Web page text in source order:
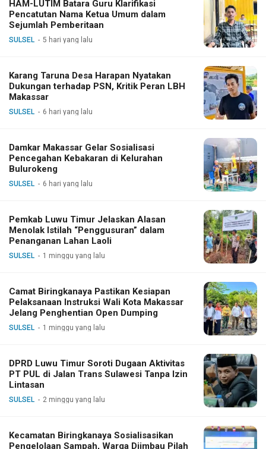
HAM-LUTIM Batara Guru Klarifikasi
Pencatutan Nama Ketua Umum dalam
Sejumlah Pemberitaan
SULSEL 5 hari yang lalu
Karang Taruna Desa Harapan Nyatakan
Dukungan terhadap PSN, Kritik Peran LBH
Makassar
SULSEL 6 hari yang lalu
Damkar Makassar Gelar Sosialisasi
Pencegahan Kebakaran di Kelurahan
Bulurokeng
SULSEL 6 hari yang lalu
Pemkab Luwu Timur Jelaskan Alasan
Menolak Istilah “Penggusuran” dalam
Penanganan Lahan Laoli
SULSEL 1 minggu yang lalu
Camat Biringkanaya Pastikan Kesiapan
Pelaksanaan Instruksi Wali Kota Makassar
Jelang Penghentian Open Dumping
SULSEL 1 minggu yang lalu
DPRD Luwu Timur Soroti Dugaan Aktivitas
PT PUL di Jalan Trans Sulawesi Tanpa Izin
Lintasan
SULSEL 2 minggu yang lalu
Kecamatan Biringkanaya Sosialisasikan
Pengelolaan Sampah, Warga Diimbau Pilah